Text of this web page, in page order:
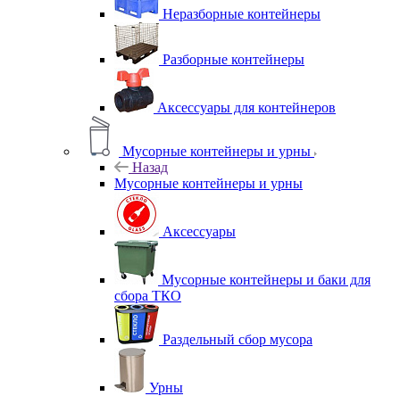
Неразборные контейнеры
Разборные контейнеры
Аксессуары для контейнеров
Мусорные контейнеры и урны
Назад
Мусорные контейнеры и урны
Аксессуары
Мусорные контейнеры и баки для
сбора ТКО
Раздельный сбор мусора
Урны